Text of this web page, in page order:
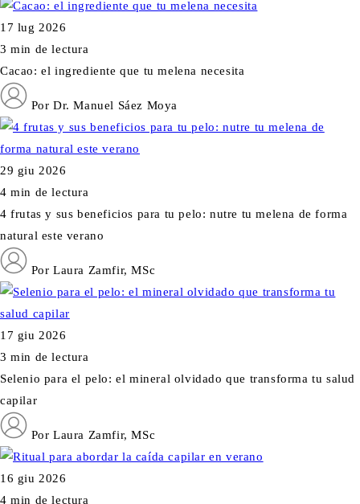
17 lug 2026
3 min de lectura
Cacao: el ingrediente que tu melena necesita
Por Dr. Manuel Sáez Moya
29 giu 2026
4 min de lectura
4 frutas y sus beneficios para tu pelo: nutre tu melena de forma
natural este verano
Por Laura Zamfir, MSc
17 giu 2026
3 min de lectura
Selenio para el pelo: el mineral olvidado que transforma tu salud
capilar
Por Laura Zamfir, MSc
16 giu 2026
4 min de lectura